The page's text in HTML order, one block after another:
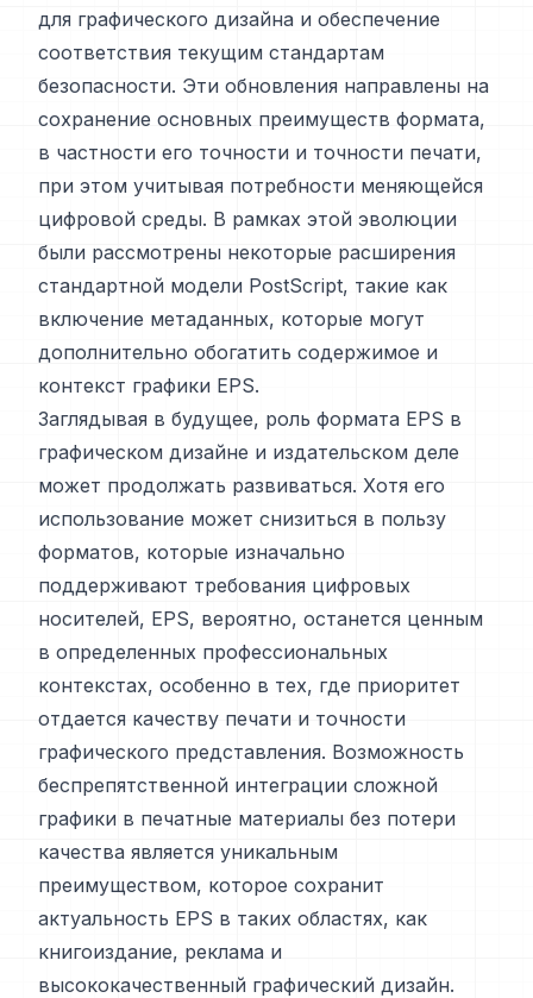
для графического дизайна и обеспечение
соответствия текущим стандартам
безопасности. Эти обновления направлены на
сохранение основных преимуществ формата,
в частности его точности и точности печати,
при этом учитывая потребности меняющейся
цифровой среды. В рамках этой эволюции
были рассмотрены некоторые расширения
стандартной модели PostScript, такие как
включение метаданных, которые могут
дополнительно обогатить содержимое и
контекст графики EPS.
Заглядывая в будущее, роль формата EPS в
графическом дизайне и издательском деле
может продолжать развиваться. Хотя его
использование может снизиться в пользу
форматов, которые изначально
поддерживают требования цифровых
носителей, EPS, вероятно, останется ценным
в определенных профессиональных
контекстах, особенно в тех, где приоритет
отдается качеству печати и точности
графического представления. Возможность
беспрепятственной интеграции сложной
графики в печатные материалы без потери
качества является уникальным
преимуществом, которое сохранит
актуальность EPS в таких областях, как
книгоиздание, реклама и
высококачественный графический дизайн.